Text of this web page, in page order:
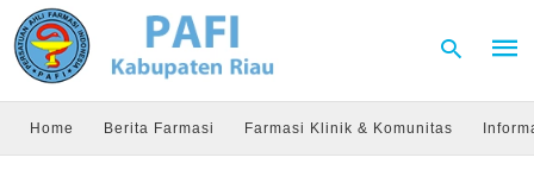
Home Berita Farmasi Farmasi Klinik & Komunitas